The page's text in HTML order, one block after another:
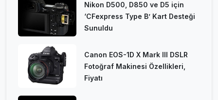
Nikon D500, D850 ve D5 için
‘CFexpress Type B’ Kart Desteği
Sunuldu
Canon EOS-1D X Mark III DSLR
Fotoğraf Makinesi Özellikleri,
Fiyatı